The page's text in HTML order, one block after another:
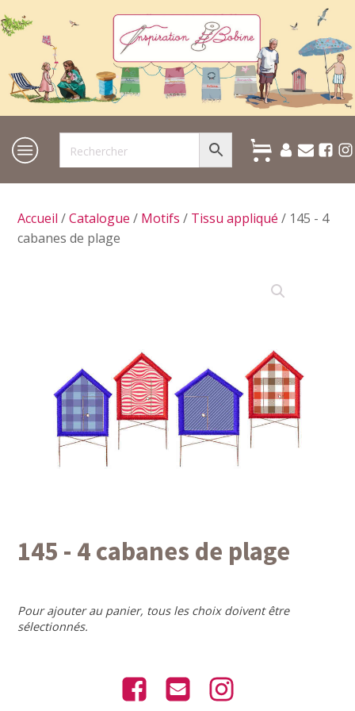
Accueil /Catalogue / Motifs / Tissu appliqué / 145 - 4
cabanes de plage
145 - 4 cabanes de plage
Pour ajouter au panier, tous les choix doivent être
sélectionnés.